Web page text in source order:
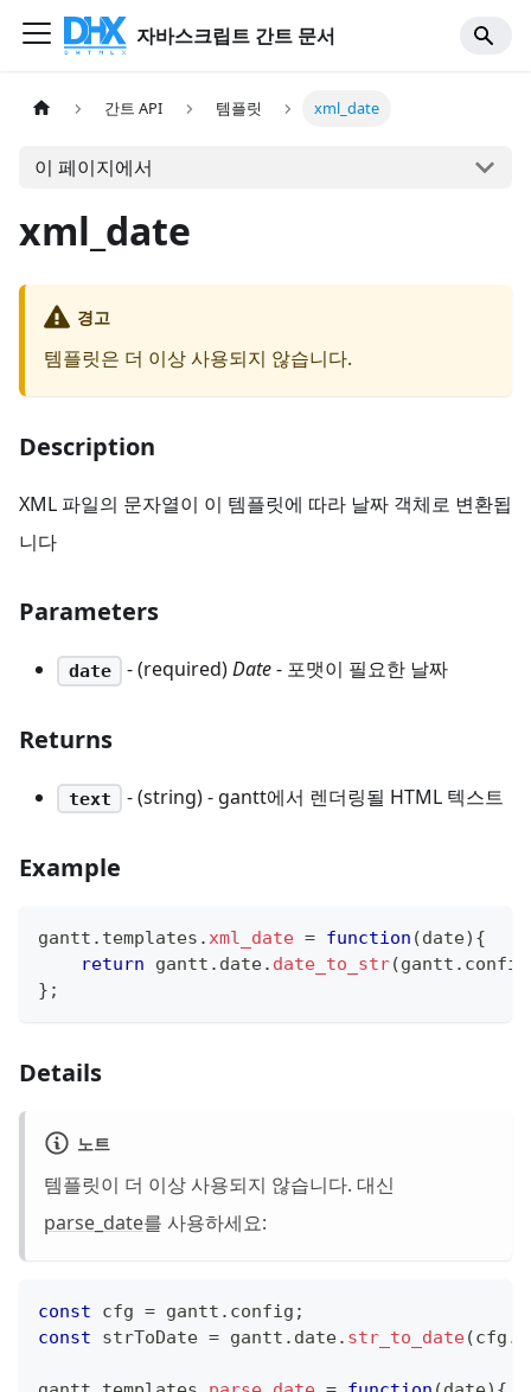
자바스크립트 간트 문서
간트 API 템플릿 xml_date
이 페이지에서
xml_date
경고
템플릿은 더 이상 사용되지 않습니다.
Description
XML 파일의 문자열이 이 템플릿에 따라 날짜 객체로 변환됩
니다
Parameters
date - (required)Date- 포맷이 필요한 날짜
Returns
text - (string) - gantt에서 렌더링될 HTML 텍스트
Example
gantt . templates .xml_date = function (date) {
return gantt . date. date_to_str(gantt . config
} ;
Details
노트
템플릿이 더 이상 사용되지 않습니다. 대신
parse_date를 사용하세요:
const cfg = gantt . config ;
const strToDate = gantt . date. str_to_date(cfg .